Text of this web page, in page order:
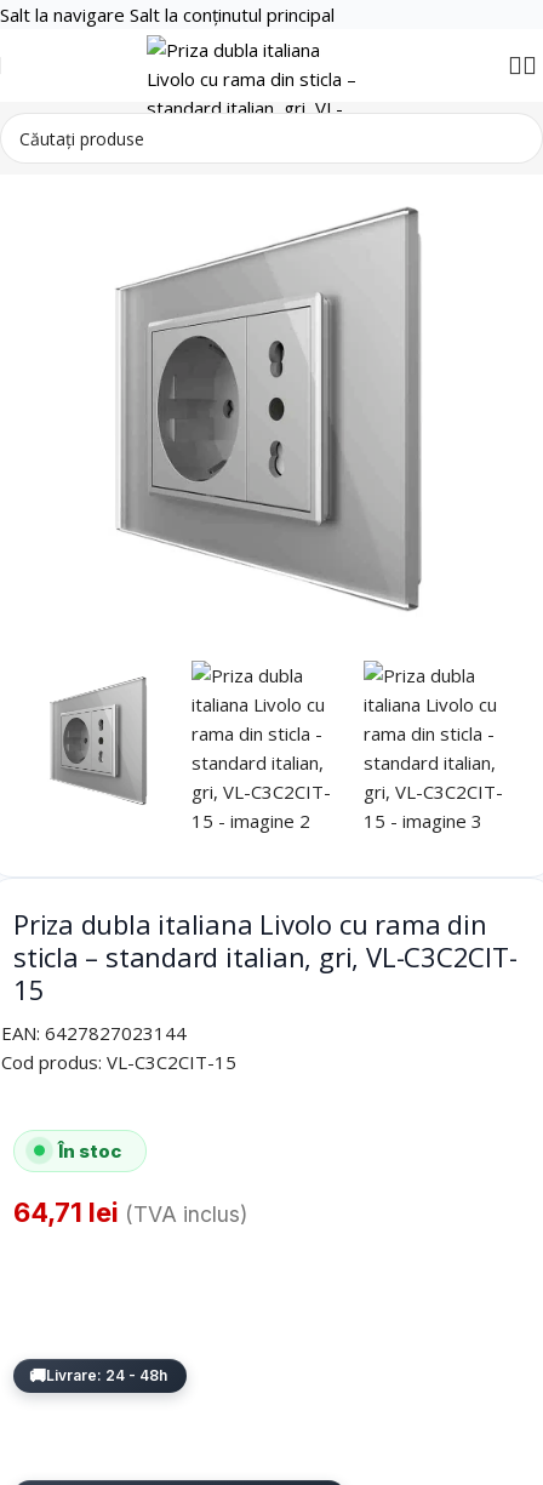
Salt la navigare Salt la conținutul principal
Smart Home Prize
Priza dubla italiana Livolo cu rama din
sticla – standard italian, gri, VL-C3C2CIT-
15
EAN: 6427827023144
Cod produs: VL-C3C2CIT-15
În stoc
64,71 lei (TVA inclus)
Livrare: 24 - 48h